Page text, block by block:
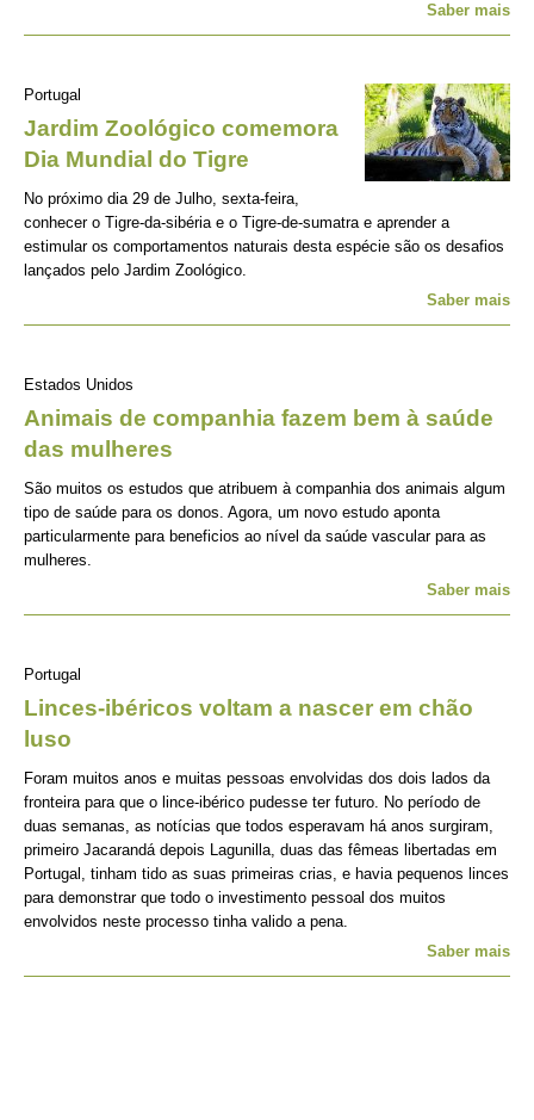
Saber mais
Portugal
Jardim Zoológico comemora
Dia Mundial do Tigre
No próximo dia 29 de Julho, sexta-feira,
conhecer o Tigre-da-sibéria e o Tigre-de-sumatra e aprender a
estimular os comportamentos naturais desta espécie são os desafios
lançados pelo Jardim Zoológico.
Saber mais
Estados Unidos
Animais de companhia fazem bem à saúde
das mulheres
São muitos os estudos que atribuem à companhia dos animais algum
tipo de saúde para os donos. Agora, um novo estudo aponta
particularmente para beneficios ao nível da saúde vascular para as
mulheres.
Saber mais
Portugal
Linces-ibéricos voltam a nascer em chão
luso
Foram muitos anos e muitas pessoas envolvidas dos dois lados da
fronteira para que o lince-ibérico pudesse ter futuro. No período de
duas semanas, as notícias que todos esperavam há anos surgiram,
primeiro Jacarandá depois Lagunilla, duas das fêmeas libertadas em
Portugal, tinham tido as suas primeiras crias, e havia pequenos linces
para demonstrar que todo o investimento pessoal dos muitos
envolvidos neste processo tinha valido a pena.
Saber mais